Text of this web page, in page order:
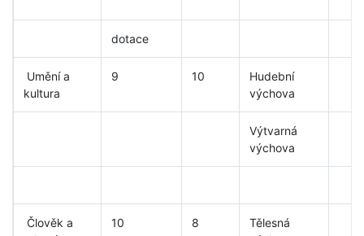
dotace
Umění a
kultura
9 10
Hudební
výchova
Výtvarná
výchova
Člověk a
10 8
Tělesná